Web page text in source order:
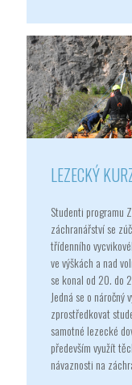
LEZECKÝ
Studenti programu
záchranářství se
třídenního
ve výškách a nad
se konal od 20. do
Jedná se o náročný
zprostředkovat
samotné lezecké
především využít
návaznosti na